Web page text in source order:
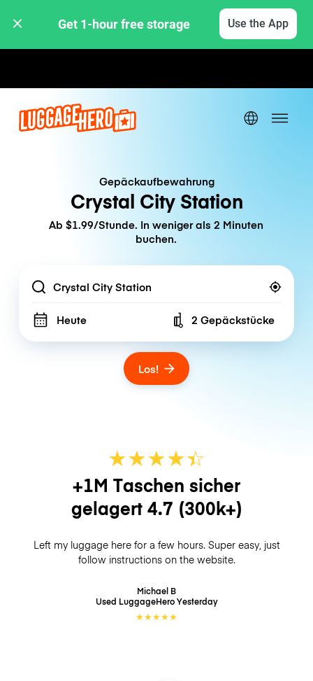
Get 1-hour free storage Use the App
Gepäckaufbewahrung
Crystal City Station
Ab $1.99/Stunde. In weniger als 2 Minuten
buchen.
Location
Heute Number of bags
2 Gepäckstücke
Los!
★★★★☆
★
+1M Taschen sicher
gelagert 4.7 (300k+)
Left my luggage here for a few hours. Super easy, just
follow instructions on the website.
Michael B
Used LuggageHeroYesterday
★★★★★